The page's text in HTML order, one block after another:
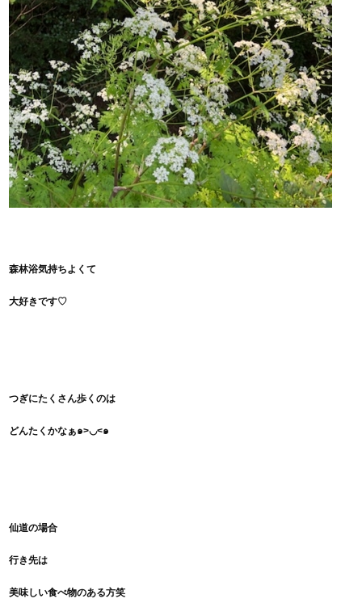
森林浴気持ちよくて
大好きです♡
つぎにたくさん歩くのは
どんたくかなぁ๑>◡<๑
仙道の場合
行き先は
美味しい食べ物のある方笑